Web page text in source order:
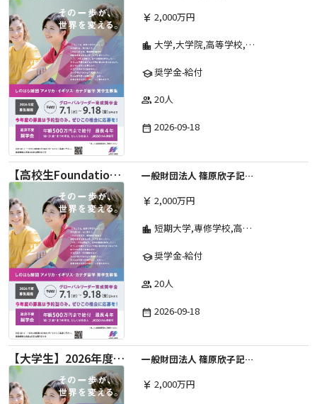
currency_yen 2,000万円
location_city 大学,大学院,高等学校,その他,高等専門学校,専修学校,短期大学
school奨学金-給付
group 20人
date_range 2026-09-18
【高校生Foundation Course 】2026年度 しのはら財団 アメリカ・イギリス・カナダ英語留学奨学金
一般財団法人 篠原欣子記念財団 (海外留学奨学金グループ)
currency_yen 2,000万円
location_city 短期大学,専修学校,高等専門学校,その他,高等学校,大学院,大学
school奨学金-給付
group 20人
date_range 2026-09-18
【大学生】2026年度 しのはら財団 アメリカ・イギリス・カナダ英語留学奨学金
一般財団法人 篠原欣子記念財団 (海外留学奨学金グループ)
currency_yen 2,000万円